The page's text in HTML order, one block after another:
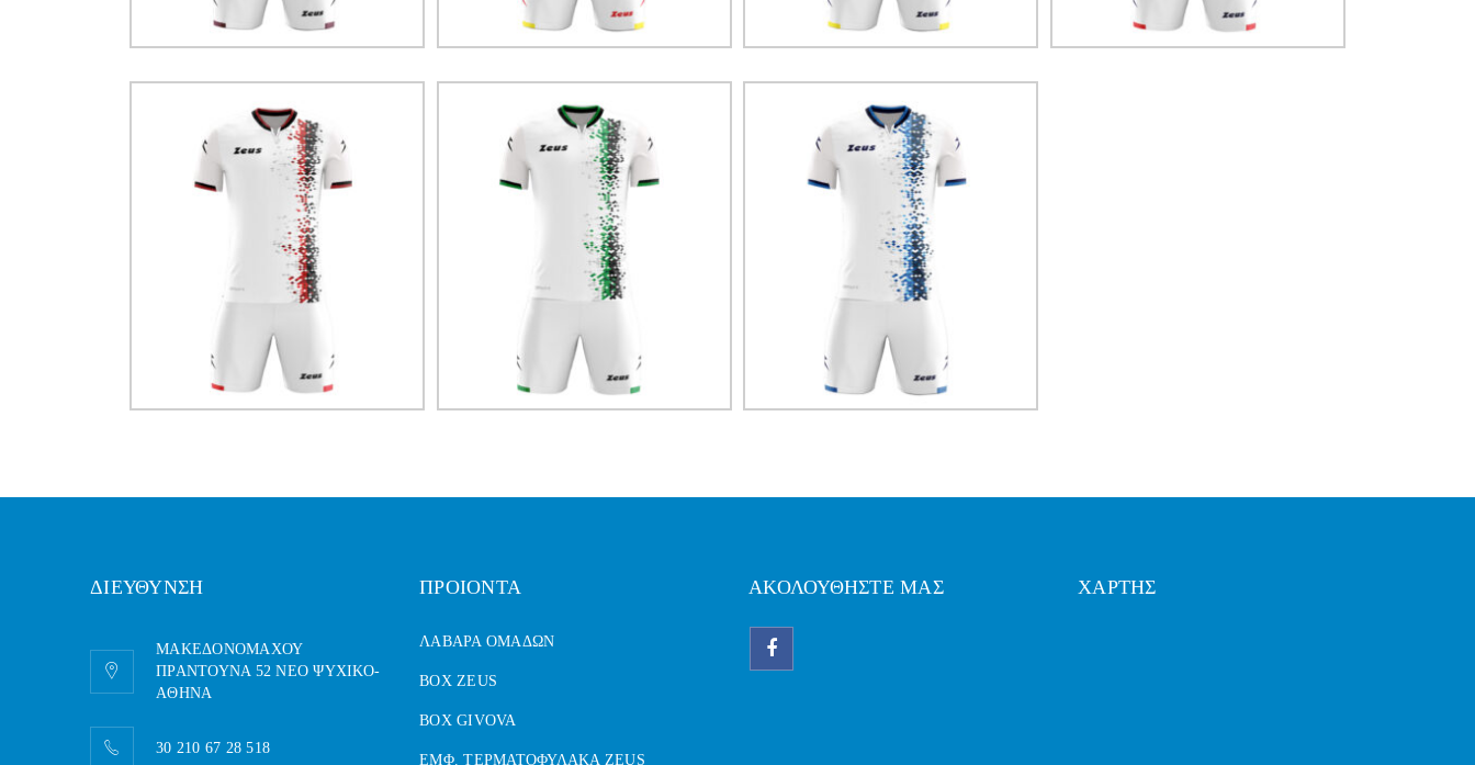
ΔΙΕΥΘΥΝΣΗ
ΜΑΚΕΔΟΝΟΜΑΧΟΥ
ΠΡΑΝΤΟΥΝΑ 52 ΝΕΟ ΨΥΧΙΚΟ-
AΘΗΝΑ
30 210 67 28 518
ΠΡΟΙΟΝΤΑ
ΛΑΒΑΡΑ ΟΜΑΔΩΝ
BOX ZEUS
BOX GIVOVA
ΕΜΦ. ΤΕΡΜΑΤΟΦΥΛΑΚΑ ZEUS
ΑΚΟΛΟΥΘΗΣΤΕ ΜΑΣ ΧΑΡΤΗΣ